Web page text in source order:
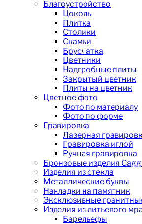
Благоустройство
Цоколь
Плитка
Столики
Скамьи
Брусчатка
Цветники
Надгробные плиты
Закрытый цветник
Плиты на цветник
Цветное фото
Фото по материалу
Фото по форме
Гравировка
Лазерная
Гравировка иглой
Ручная гравировка
Бронзовые изделия
Изделия из стекла
Металлические буквы
Накладки на памятник
Эксклюзивные
Изделия из литьевого
Барельефы